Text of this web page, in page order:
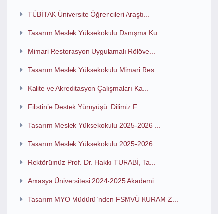
TÜBİTAK Üniversite Öğrencileri Araştı...
Tasarım Meslek Yüksekokulu Danışma Ku...
Mimari Restorasyon Uygulamalı Rölöve...
Tasarım Meslek Yüksekokulu Mimari Res...
Kalite ve Akreditasyon Çalışmaları Ka...
Filistin’e Destek Yürüyüşü: Dilimiz F...
Tasarım Meslek Yüksekokulu 2025-2026 ...
Tasarım Meslek Yüksekokulu 2025-2026 ...
Rektörümüz Prof. Dr. Hakkı TURABİ, Ta...
Amasya Üniversitesi 2024-2025 Akademi...
Tasarım MYO Müdürü`nden FSMVÜ KURAM Z...